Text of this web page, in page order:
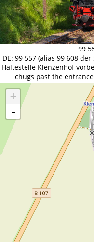
99
DE: 99 557 (alias 99 608
Haltestelle Klenzenhof
chugs past the
+
-